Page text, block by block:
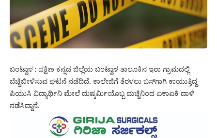
ಬಂಟ್ವಾಳ : ದಕ್ಷಿಣ ಕನ್ನಡ ಜಿಲ್ಲೆಯ ಬಂಟ್ವಾಳ ತಾಲೂಕಿನ ಇರಾ ಗ್ರಾಮದಲ್ಲಿ
ಬೆಚ್ಚಿಬೀಳಿಸುವ ಘಟನೆ ನಡೆದಿದೆ. ಕಾಲೇಜಿಗೆ ತೆರಳಲು ಬಸ್‌ಗಾಗಿ ಕಾಯುತ್ತಿದ್ದ
ಪಿಯುಸಿ ವಿದ್ಯಾರ್ಥಿನಿ ಮೇಲೆ ದುಷ್ಕರ್ಮಿಯೊಬ್ಬ ಮಚ್ಚಿನಿಂದ ಏಕಾಏಕಿ ದಾಳಿ
ನಡೆಸಿದ್ದಾನೆ.